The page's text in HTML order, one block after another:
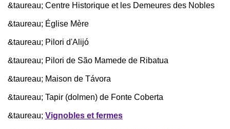
&taureau; Centre Historique et les Demeures des Nobles
&taureau; Église Mère
&taureau; Pilori d'Alijó
&taureau; Pilori de São Mamede de Ribatua
&taureau; Maison de Távora
&taureau; Tapir (dolmen) de Fonte Coberta
&taureau; Vignobles et fermes